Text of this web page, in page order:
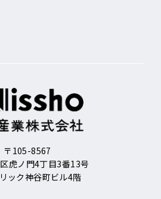
〒105-8567
虎ノ門4丁目3番13号
ック神谷町ビル4階